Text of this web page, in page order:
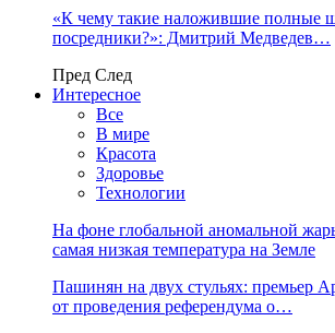
«К чему такие наложившие полные
посредники?»: Дмитрий Медведев…
Пред След
Интересное
Все
В мире
Красота
Здоровье
Технологии
На фоне глобальной аномальной
самая низкая температура на Земле
Пашинян на двух стульях: премьер
от проведения референдума о…